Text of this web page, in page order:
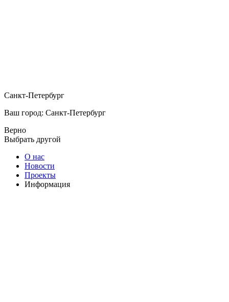
Санкт-Петербург
Ваш город: Санкт-Петербург
Верно
Выбрать другой
О нас
Новости
Проекты
Информация